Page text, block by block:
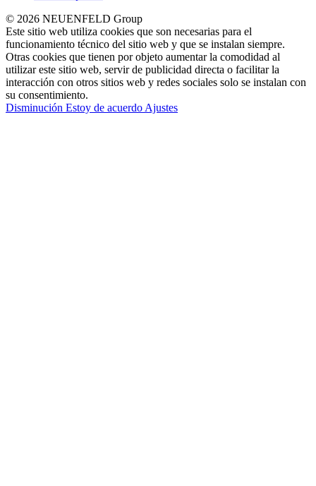
© 2026 NEUENFELD Group
Este sitio web utiliza cookies que son necesarias para el
funcionamiento técnico del sitio web y que se instalan siempre.
Otras cookies que tienen por objeto aumentar la comodidad al
utilizar este sitio web, servir de publicidad directa o facilitar la
interacción con otros sitios web y redes sociales solo se instalan con
su consentimiento.
Disminución Estoy de acuerdo Ajustes